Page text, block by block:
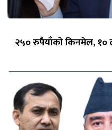
२५० रुपैयाँको किनमेल, १०